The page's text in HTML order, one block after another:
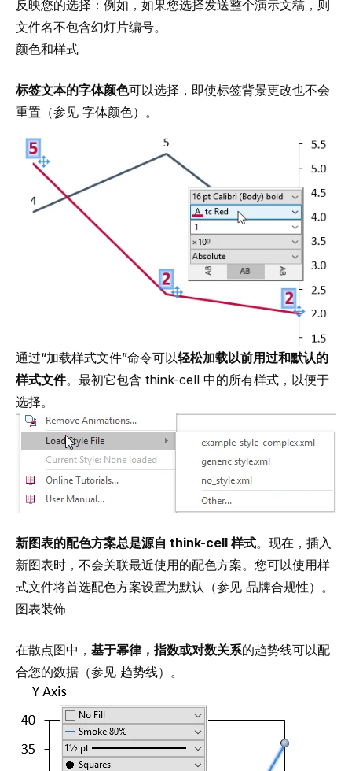
反映您的选择：例如，如果您选择发送整个演示文稿，则
文件名不包含幻灯片编号。
颜色和样式
标签文本的字体颜色可以选择，即使标签背景更改也不会
重置（参见 字体颜色）。
通过“加载样式文件”命令可以轻松加载以前用过和默认的
样式文件。最初它包含 think-cell 中的所有样式，以便于
选择。
新图表的配色方案总是源自 think-cell 样式。现在，插入
新图表时，不会关联最近使用的配色方案。您可以使用样
式文件将首选配色方案设置为默认（参见 品牌合规性）。
图表装饰
在散点图中， 基于幂律，指数或对数关系的趋势线可以配
合您的数据（参见 趋势线）。